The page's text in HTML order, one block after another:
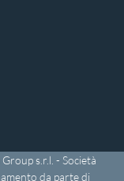
s.r.l. - Società
da parte di